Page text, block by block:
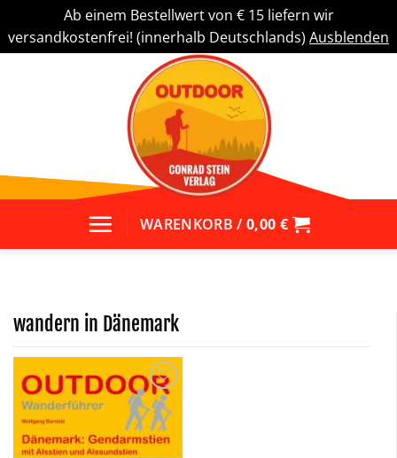
Ab einem Bestellwert von € 15 liefern wir
versandkostenfrei! (innerhalb Deutschlands) Ausblenden
WARENKORB / 0,00 €
wandern in Dänemark
Zu
Wunschliste
hinzufügen